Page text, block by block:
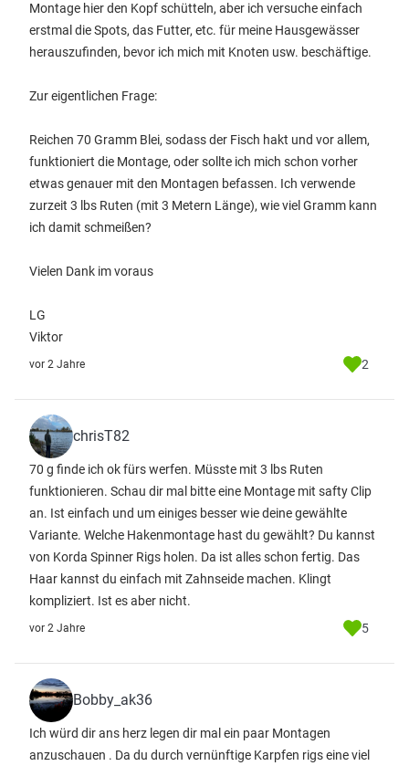
Montage hier den Kopf schütteln, aber ich versuche einfach
erstmal die Spots, das Futter, etc. für meine Hausgewässer
herauszufinden, bevor ich mich mit Knoten usw. beschäftige.
Zur eigentlichen Frage:
Reichen 70 Gramm Blei, sodass der Fisch hakt und vor allem,
funktioniert die Montage, oder sollte ich mich schon vorher
etwas genauer mit den Montagen befassen. Ich verwende
zurzeit 3 lbs Ruten (mit 3 Metern Länge), wie viel Gramm kann
ich damit schmeißen?
Vielen Dank im voraus
LG
Viktor
vor 2 Jahre 2
chrisT82
70 g finde ich ok fürs werfen. Müsste mit 3 lbs Ruten
funktionieren. Schau dir mal bitte eine Montage mit safty Clip
an. Ist einfach und um einiges besser wie deine gewählte
Variante. Welche Hakenmontage hast du gewählt? Du kannst
von Korda Spinner Rigs holen. Da ist alles schon fertig. Das
Haar kannst du einfach mit Zahnseide machen. Klingt
kompliziert. Ist es aber nicht.
vor 2 Jahre 5
Bobby_ak36
Ich würd dir ans herz legen dir mal ein paar Montagen
anzuschauen . Da du durch vernünftige Karpfen rigs eine viel